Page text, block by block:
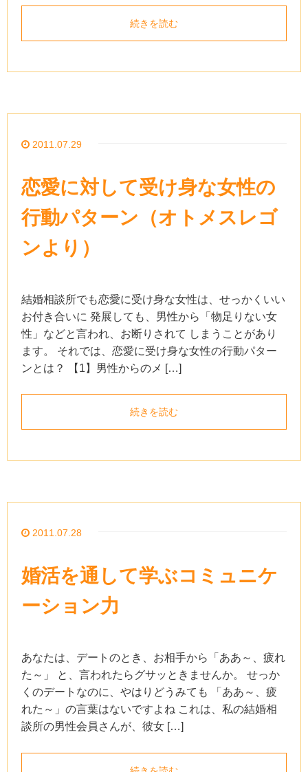
続きを読む
2011.07.29
恋愛に対して受け身な女性の
行動パターン（オトメスレゴ
ンより）
結婚相談所でも恋愛に受け身な女性は、せっかくいい
お付き合いに 発展しても、男性から「物足りない女
性」などと言われ、お断りされて しまうことがあり
ます。 それでは、恋愛に受け身な女性の行動パター
ンとは？ 【1】男性からのメ […]
続きを読む
2011.07.28
婚活を通して学ぶコミュニケ
ーション力
あなたは、デートのとき、お相手から「ああ～、疲れ
た～」 と、言われたらグサッときませんか。 せっか
くのデートなのに、やはりどうみても 「ああ～、疲
れた～」の言葉はないですよね これは、私の結婚相
談所の男性会員さんが、彼女 […]